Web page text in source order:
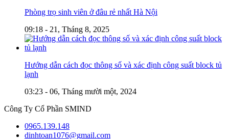
Phòng trọ sinh viên ở đâu rẻ nhất Hà Nội
09:18 - 21, Tháng 8, 2025
Hướng dẫn cách đọc thông số và xác định công suất block tủ
lạnh
03:23 - 06, Tháng mười một, 2024
Công Ty Cổ Phần SMIND
0965.139.148
dinhtoan1076@gmail.com